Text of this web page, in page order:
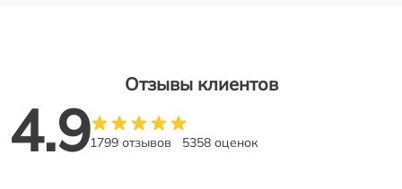
Отзывы клиентов
4.91799 отзывов 5358 оценок